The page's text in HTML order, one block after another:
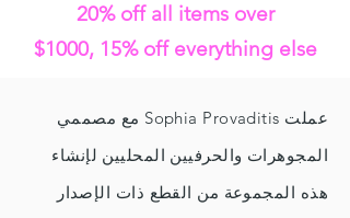
20% off all items over
$1000, 15% off everything else
عملت Sophia Provaditis مع مصممي
المجوهرات والحرفيين المحليين لإنشاء
هذه المجموعة من القطع ذات الإصدار